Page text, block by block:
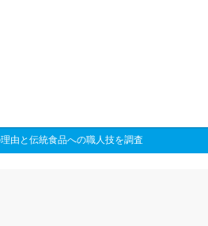
由と伝統食品への職人技を調査